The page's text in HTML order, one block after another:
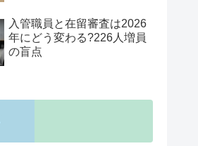
入管職員と在留審査は2026
年にどう変わる?226人増員
の盲点